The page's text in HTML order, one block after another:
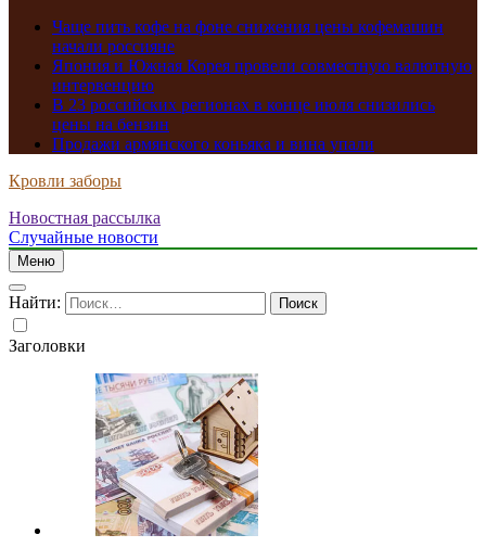
Чаще пить кофе на фоне снижения цены кофемашин
начали россияне
Япония и Южная Корея провели совместную валютную
интервенцию
В 23 российских регионах в конце июля снизились
цены на бензин
Продажи армянского коньяка и вина упали
Кровли заборы
Новостная рассылка
Случайные новости
Меню
Найти:
Заголовки